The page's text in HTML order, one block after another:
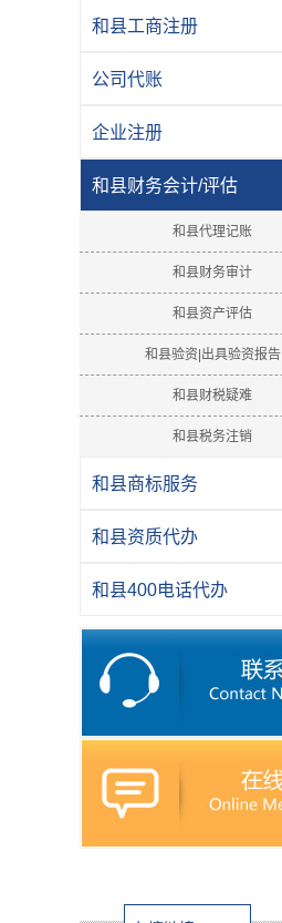
和县工商注册
公司代账
企业注册
和县财务会计/评估
和县代理记账
和县财务审计
和县资产评估
和县验资|出具验资报告
和县财税疑难
和县税务注销
和县商标服务
和县资质代办
和县400电话代办